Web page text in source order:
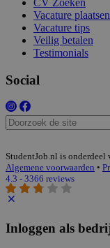
Vacature plaatsen
Vacature tips
Veilig betalen
Testimonials
Social
StudentJob.nl is
Algemene voorwaarden •
4.3 - 3366 reviews
Inloggen als